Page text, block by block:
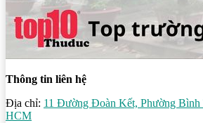
Thông tin liên hệ
Địa chỉ: 11 Đường Đoàn Kết, Phường
HCM